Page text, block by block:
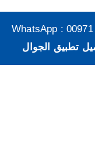
WhatsApp :
تطبيق الجوال